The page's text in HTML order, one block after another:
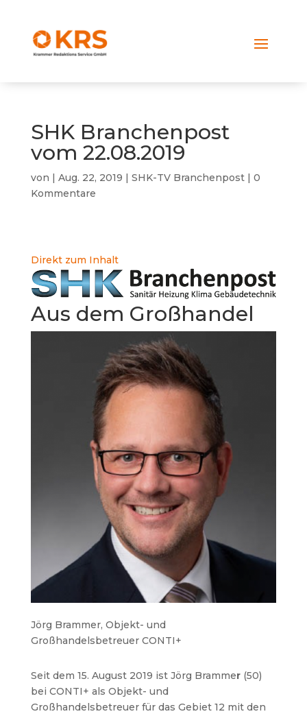
SHK Branchenpost
vom 22.08.2019
von | Aug. 22, 2019 | SHK-TV Branchenpost| 0
Kommentare
Direkt zum Inhalt
Aus dem Großhandel
Jörg Brammer, Objekt- und
Großhandelsbetreuer CONTI+
Seit dem 15. August 2019 ist Jörg Brammer (50)
bei CONTI+ als Objekt- und
Großhandelsbetreuer für das Gebiet 12 mit den